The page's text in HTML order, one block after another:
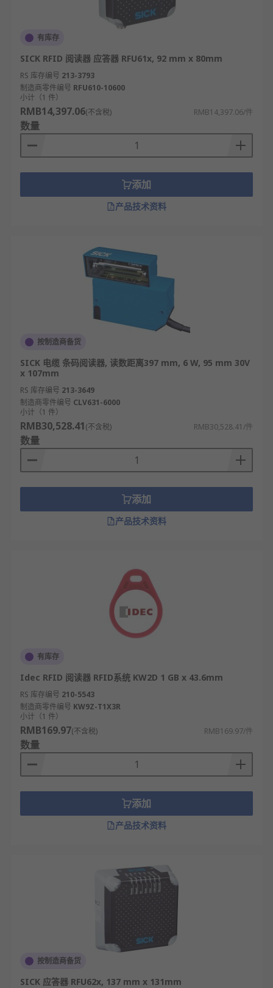
有库存
SICK RFID 阅读器 应答器 RFU61x, 92 mm x 80mm
RS 库存编号 213-3793
制造商零件编号 RFU610-10600
小计（1 件）
RMB14,397.06(不含税) RMB14,397.06/件
数量
添加
产品技术资料
按制造商备货
SICK 电缆 条码阅读器, 读数距离397 mm, 6 W, 95 mm 30V
x 107mm
RS 库存编号 213-3649
制造商零件编号 CLV631-6000
小计（1 件）
RMB30,528.41(不含税) RMB30,528.41/件
数量
添加
产品技术资料
有库存
Idec RFID 阅读器 RFID系统 KW2D 1 GB x 43.6mm
RS 库存编号 210-5543
制造商零件编号 KW9Z-T1X3R
小计（1 件）
RMB169.97(不含税) RMB169.97/件
数量
添加
产品技术资料
按制造商备货
SICK 应答器 RFU62x, 137 mm x 131mm